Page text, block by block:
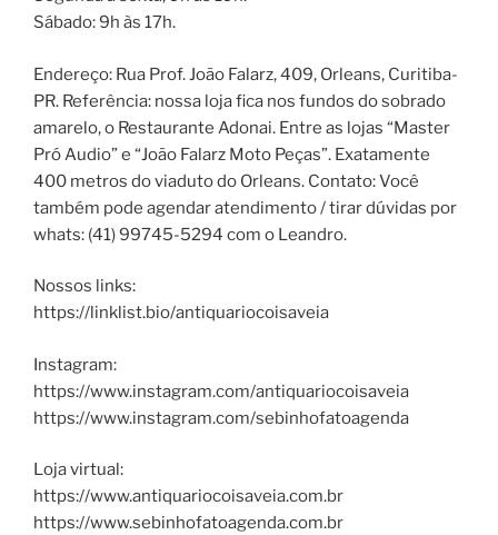
Sábado: 9h às 17h.
Endereço: Rua Prof. João Falarz, 409, Orleans, Curitiba-
PR. Referência: nossa loja fica nos fundos do sobrado
amarelo, o Restaurante Adonai. Entre as lojas “Master
Pró Audio” e “João Falarz Moto Peças”. Exatamente
400 metros do viaduto do Orleans. Contato: Você
também pode agendar atendimento / tirar dúvidas por
whats: (41) 99745-5294 com o Leandro.
Nossos links:
https://linklist.bio/antiquariocoisaveia
Instagram:
https://www.instagram.com/antiquariocoisaveia
https://www.instagram.com/sebinhofatoagenda
Loja virtual:
https://www.antiquariocoisaveia.com.br
https://www.sebinhofatoagenda.com.br